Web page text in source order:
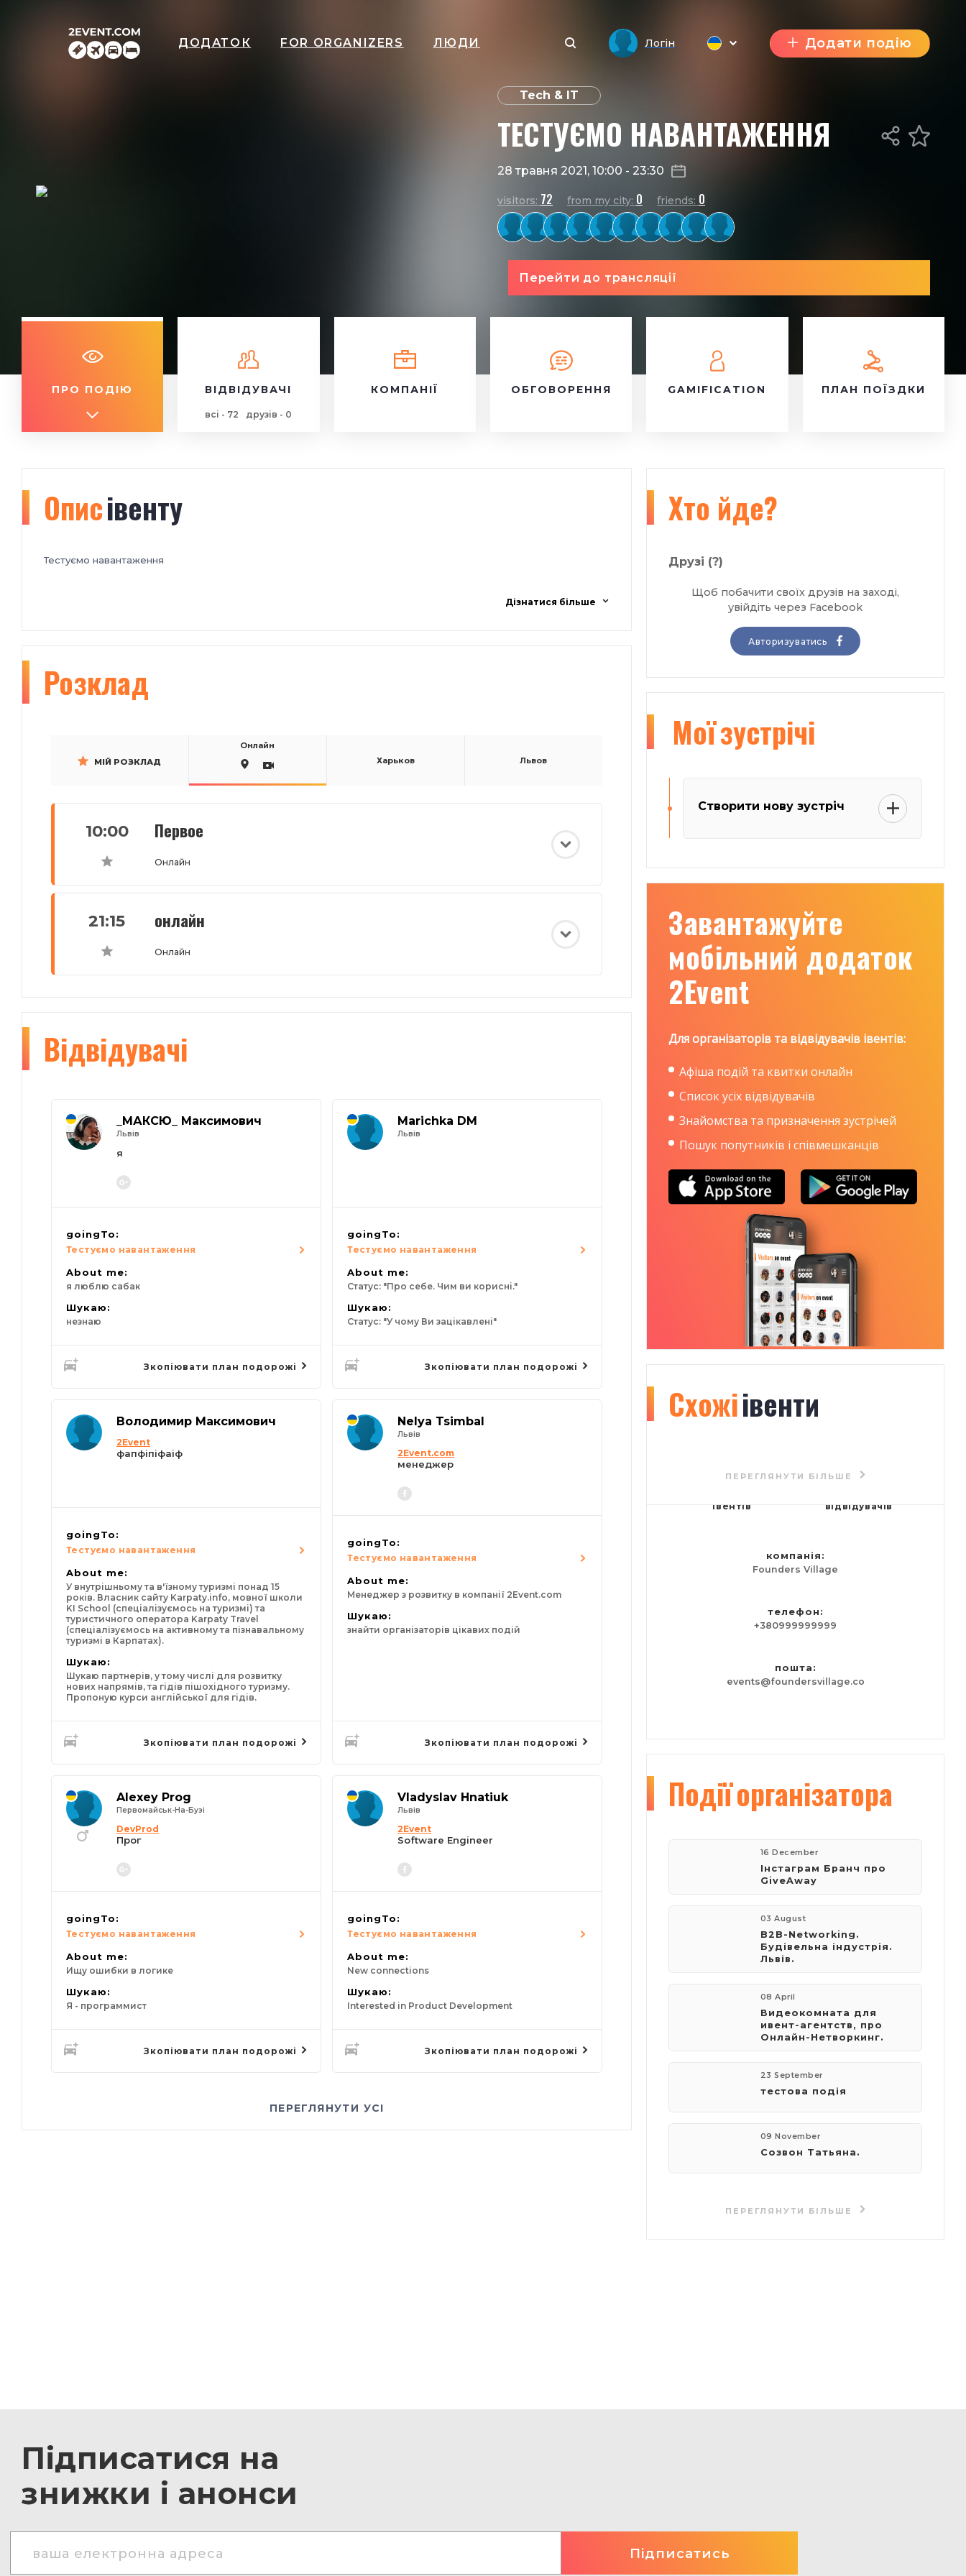
ДОДАТОК FOR ORGANIZERS ЛЮДИ Логін Додати подію
Tech & IT
ТЕСТУЄМО НАВАНТАЖЕННЯ
28 травня 2021, 10:00 - 23:30
visitors: 72 from my city: 0 friends: 0
Перейти до трансляції
ПРО ПОДІЮ ВІДВІДУВАЧІ
всі - 72 друзів - 0
КОМПАНІЇ ОБГОВОРЕННЯ GAMIFICATION ПЛАН ПОЇЗДКИ
Описівенту
Тестуємо навантаження
Дізнатися більше
Хто йде?
Друзі (?)
Щоб побачити своїх друзів на заході,
увійдіть через Facebook
Авторизуватись
Розклад
МІЙ РОЗКЛАД
Онлайн
Харьков
Львов
10:00 Первое
Онлайн
21:15 онлайн
Онлайн
Моїзустрічі
Створити нову зустріч
Завантажуйте
мобільний додаток
2Event
Для організаторів та відвідувачів івентів:
Афіша подій та квитки онлайн
Список усіх відвідувачів
Знайомства та призначення зустрічей
Пошук попутників і співмешканців
Відвідувачі
_МАКСЮ_ Максимович
Львів
я
goingTo:
Тестуємо навантаження
About me:
я люблю сабак
Шукаю:
незнаю
Зкопіювати план подорожі
Marichka DM
Львів
goingTo:
Тестуємо навантаження
About me:
Статус: "Про себе. Чим ви корисні."
Шукаю:
Статус: "У чому Ви зацікавлені"
Зкопіювати план подорожі
Володимир Максимович
2Event
фапфіпіфаіф
goingTo:
Тестуємо навантаження
About me:
У внутрішньому та в'їзному туризмі понад 15
років. Власник сайту Karpaty.info, мовної школи
KI School (спеціалізуємось на туризмі) та
туристичного оператора Karpaty Travel
(спеціалізуємось на активному та пізнавальному
туризмі в Карпатах).
Шукаю:
Шукаю партнерів, у тому числі для розвитку
нових напрямів, та гідів пішохідного туризму.
Пропоную курси англійської для гідів.
Зкопіювати план подорожі
Nelya Tsimbal
Львів
2Event.com
менеджер
goingTo:
Тестуємо навантаження
About me:
Менеджер з розвитку в компанії 2Event.com
Шукаю:
знайти організаторів цікавих подій
Зкопіювати план подорожі
Alexey Prog
Первомайськ-На-Бузі
DevProd
Прог
goingTo:
Тестуємо навантаження
About me:
Ищу ошибки в логике
Шукаю:
Я - программист
Зкопіювати план подорожі
Vladyslav Hnatiuk
Львів
2Event
Software Engineer
goingTo:
Тестуємо навантаження
About me:
New connections
Шукаю:
Interested in Product Development
Зкопіювати план подорожі
ПЕРЕГЛЯНУТИ УСІ
Organizerinfo
74
івентів
1391
відвідувачів
компанія:
Founders Village
телефон:
+380999999999
пошта:
events@foundersvillage.co
Подіїорганізатора
16 December
Інстаграм Бранч про
GiveAway
03 August
B2B-Networking.
Будівельна індустрія.
Львів.
08 April
Видеокомната для
ивент-агентств, про
Онлайн-Нетворкинг.
23 September
тестова подія
09 November
Созвон Татьяна.
ПЕРЕГЛЯНУТИ БІЛЬШЕ
Схожіівенти
ПЕРЕГЛЯНУТИ БІЛЬШЕ
Підписатися на
знижки і анонси